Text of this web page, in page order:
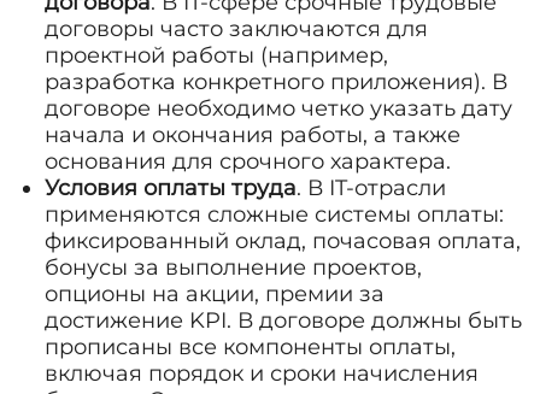
договоры часто заключаются для
проектной работы (например,
разработка конкретного приложения). В
договоре необходимо четко указать дату
начала и окончания работы, а также
основания для срочного характера.
Условия оплаты труда. В IT-отрасли
применяются сложные системы оплаты:
фиксированный оклад, почасовая оплата,
бонусы за выполнение проектов,
опционы на акции, премии за
достижение KPI. В договоре должны быть
прописаны все компоненты оплаты,
включая порядок и сроки начисления